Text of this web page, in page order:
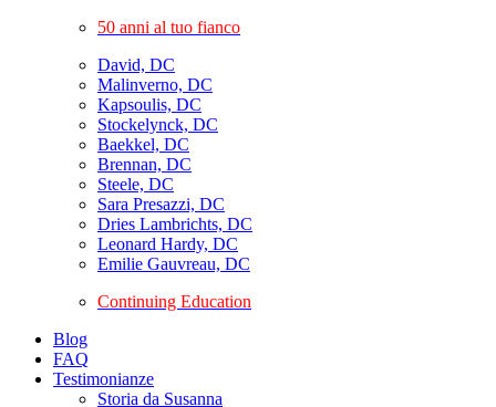
50 anni al tuo fianco
David, DC
Malinverno, DC
Kapsoulis, DC
Stockelynck, DC
Baekkel, DC
Brennan, DC
Steele, DC
Sara Presazzi, DC
Dries Lambrichts, DC
Leonard Hardy, DC
Emilie Gauvreau, DC
Continuing Education
Blog
FAQ
Testimonianze
Storia da Susanna